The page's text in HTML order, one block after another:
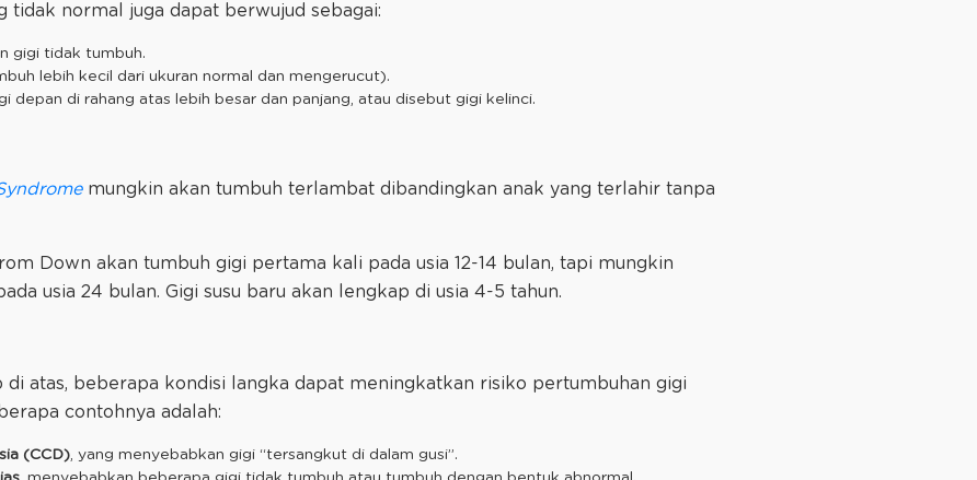
tidak normal juga dapat berwujud sebagai:
gigi tidak tumbuh.
lebih kecil dari ukuran normal dan mengerucut).
depan di rahang atas lebih besar dan panjang, atau disebut gigi kelinci.
mungkin akan tumbuh terlambat dibandingkan anak yang terlahir tanpa
Down akan tumbuh gigi pertama kali pada usia 12-14 bulan, tapi mungkin
usia 24 bulan. Gigi susu baru akan lengkap di usia 4-5 tahun.
atas, beberapa kondisi langka dapat meningkatkan risiko pertumbuhan gigi
contohnya adalah:
(CCD) , yang menyebabkan gigi “tersangkut di dalam gusi”.